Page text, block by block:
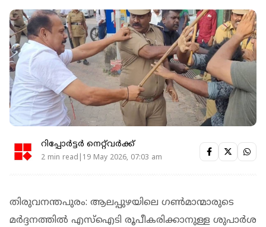
റിപ്പോർട്ടർ നെറ്റ്‌വര്‍ക്ക്‌
2 min read|19 May 2026, 07:03 am
തിരുവനന്തപുരം: ആലപ്പുഴയിലെ ഗണ്‍മാന്മാരുടെ
മര്‍ദ്ദനത്തില്‍ എസ്‌ഐടി രൂപീകരിക്കാനുള്ള ശുപാര്‍ശ